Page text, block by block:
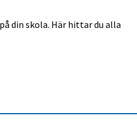
din skola. Här hittar du alla